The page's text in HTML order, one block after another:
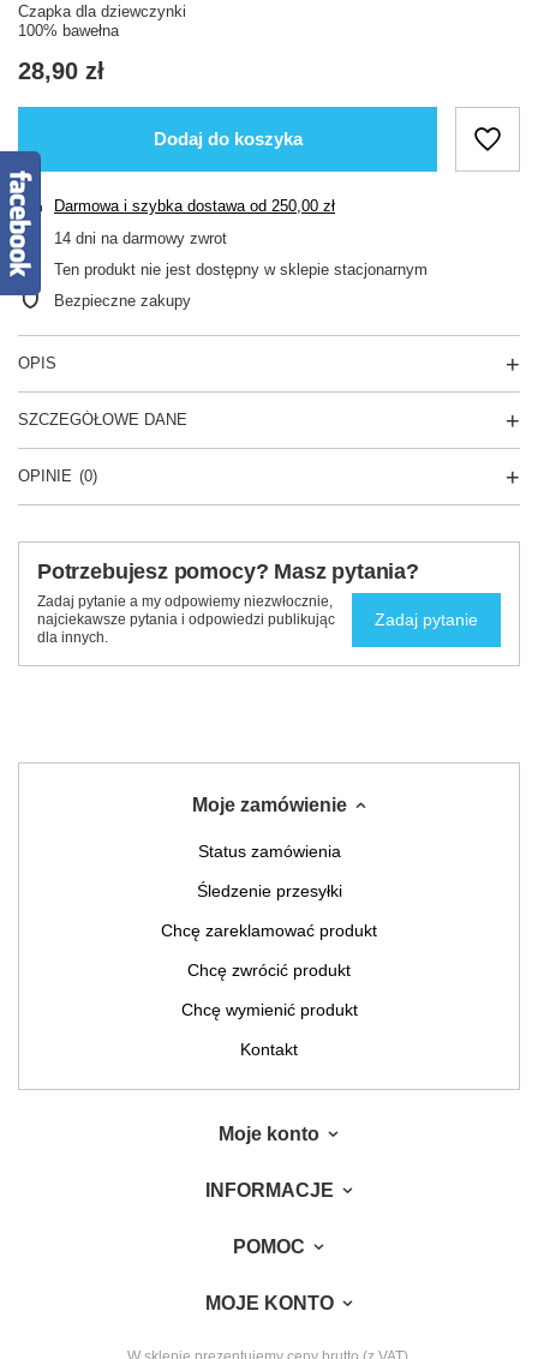
Czapka dla dziewczynki
100% bawełna
28,90 zł
Dodaj do koszyka
Darmowa i szybka dostawa od 250,00 zł
14 dni na darmowy zwrot
Ten produkt nie jest dostępny w sklepie stacjonarnym
Bezpieczne zakupy
OPIS
SZCZEGÓŁOWE DANE
OPINIE (0)
Potrzebujesz pomocy? Masz pytania?
Zadaj pytanie a my odpowiemy niezwłocznie,
najciekawsze pytania i odpowiedzi publikując
dla innych.
Zadaj pytanie
Moje zamówienie
Status zamówienia
Śledzenie przesyłki
Chcę zareklamować produkt
Chcę zwrócić produkt
Chcę wymienić produkt
Kontakt
Moje konto
INFORMACJE
POMOC
MOJE KONTO